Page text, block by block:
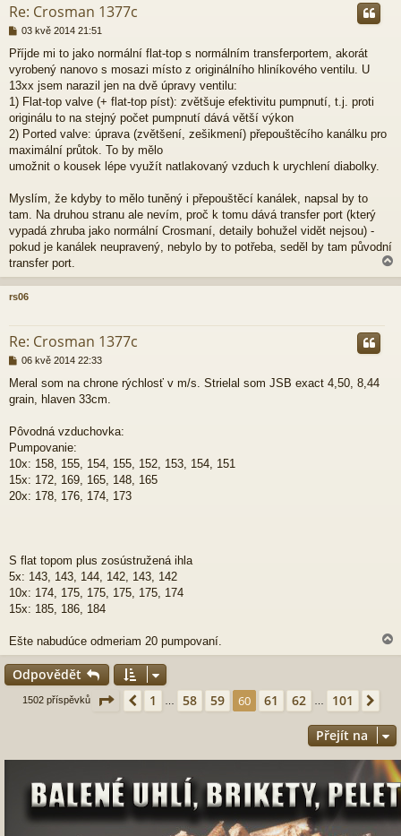
Re: Crosman 1377c
P
í
s
p
e
k
03 kvě 2014 21:51
Příjde mi to jako normální flat-top s normálním transferportem, akorát
vyrobený nanovo s mosazi místo z originálního hliníkového ventilu. U
13xx jsem narazil jen na dvě úpravy ventilu:
1) Flat-top valve (+ flat-top píst): zvětšuje efektivitu pumpnutí, t.j. proti
originálu to na stejný počet pumpnutí dává větší výkon
2) Ported valve: úprava (zvětšení, zešikmení) přepouštěcího kanálku pro
maximální průtok. To by mělo
umožnit o kousek lépe využít natlakovaný vzduch k urychlení diabolky.
Myslím, že kdyby to mělo tuněný i přepouštěcí kanálek, napsal by to
tam. Na druhou stranu ale nevím, proč k tomu dává transfer port (který
vypadá zhruba jako normální Crosmaní, detaily bohužel vidět nejsou) -
pokud je kanálek neupravený, nebylo by to potřeba, seděl by tam původní
transfer port.
a
h
rs06
Re: Crosman 1377c
P
í
s
ě
e
k
06 kvě 2014 22:33
Meral som na chrone rýchlosť v m/s. Strielal som JSB exact 4,50, 8,44
grain, hlaven 33cm.
Pôvodná vzduchovka:
Pumpovanie:
10x: 158, 155, 154, 155, 152, 153, 154, 151
15x: 172, 169, 165, 148, 165
20x: 178, 176, 174, 173
S flat topom plus zosústružená ihla
5x: 143, 143, 144, 142, 143, 142
10x: 174, 175, 175, 175, 175, 174
15x: 185, 186, 184
Ešte nabudúce odmeriam 20 pumpovaní.
a
Odpovědět
1502 příspěvků Stránka z101
Předchozí
1 58 59 60 61 62 101
Přejít na